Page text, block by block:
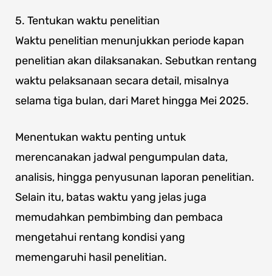
5. Tentukan waktu penelitian
Waktu penelitian menunjukkan periode kapan
penelitian akan dilaksanakan. Sebutkan rentang
waktu pelaksanaan secara detail, misalnya
selama tiga bulan, dari Maret hingga Mei 2025.
Menentukan waktu penting untuk
merencanakan jadwal pengumpulan data,
analisis, hingga penyusunan laporan penelitian.
Selain itu, batas waktu yang jelas juga
memudahkan pembimbing dan pembaca
mengetahui rentang kondisi yang
memengaruhi hasil penelitian.